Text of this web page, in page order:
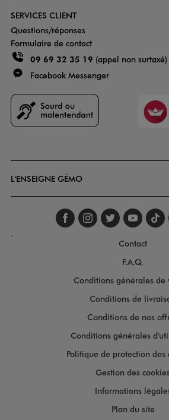
SERVICES CLIENT
Questions/réponses
Formulaire de contact
09 69 32 35 19 (appel non surtaxé)
Facebook Messenger
Faciliti
L'ENSEIGNE GÉMO
Suivez-
Suivez-
.
Contact
F.A.Q.
Conditions générales de
Conditions de
Conditions de nos
Conditions générales
Politique de protection des
Gestion des
Informations
Plan du site